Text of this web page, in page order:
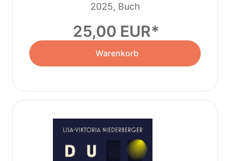
2025, Buch
25,00 EUR
Warenkorb